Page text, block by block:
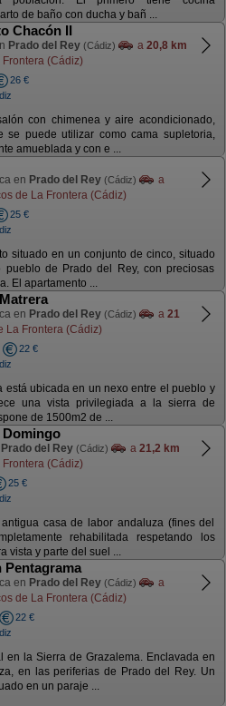
de baño con ducha y bañ ...
Chacón II
Prado del Rey (Cádiz) a 20,8 km
(Cádiz)
26 €
con chimenea y aire acondicionado,
se puede utilizar como cama supletoria,
amueblada y con e ...
en Prado del Rey (Cádiz)
a
de La Frontera (Cádiz)
25 €
situado en un conjunto de cinco, situado
pueblo de Prado del Rey, con preciosas
El apartamento ...
en Prado del Rey (Cádiz) a 21
La Frontera (Cádiz)
22 €
está ubicada en un nexo entre el pueblo y
una vista privilegiada a la sierra de
de 1500m2 de ...
Domingo
Prado del Rey (Cádiz) a 21,2 km
(Cádiz)
25 €
casa de labor andaluza (fines del
rehabilitada respetando los
vista y parte del suel ...
Pentagrama
en Prado del Rey (Cádiz)
a
de La Frontera (Cádiz)
22 €
en la Sierra de Grazalema. Enclavada en
en las periferias de Prado del Rey. Un
en un paraje ...